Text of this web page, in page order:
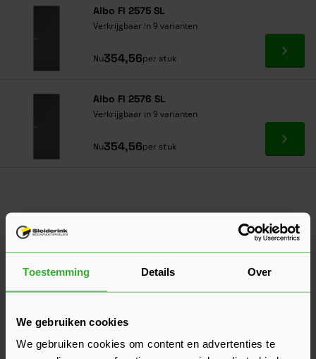
Toestemming Details Over
We gebruiken cookies
We gebruiken cookies om content en advertenties te
Albo FI 2575 SL
Verkrijgbaar in 9 varianten
Nu354,56per stuk Ga
Albo FI 2576 SL
Verkrijgbaar in 9 varianten
Nu354,56per stuk Ga